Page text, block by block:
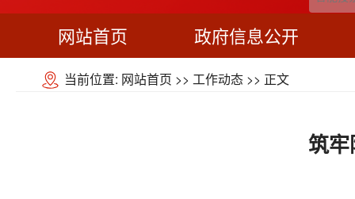
网站首页 政府信息公开
当前位置: 网站首页 >> 工作动态 >> 正文
筑